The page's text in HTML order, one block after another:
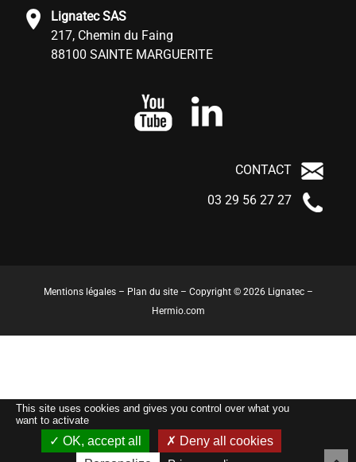
Lignatec SAS
217, Chemin du Faing
88100 SAINTE MARGUERITE
CONTACT
03 29 56 27 27
Mentions légales– Plan du site– Copyright © 2026 Lignatec –
Hermio.com
This site uses cookies and gives you control over what you
want to activate
OK, accept all
Deny all cookies